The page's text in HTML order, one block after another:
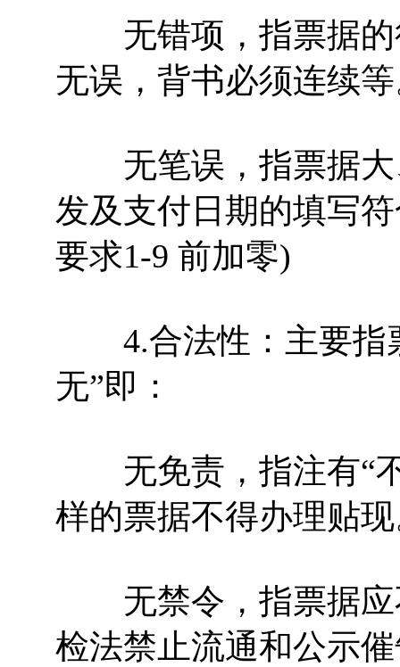
无错项，指票据的
无误，背书必须连续
无笔误，指票据大
发及支付日期的填写
要求1-9 前加零)
4.合法性：主要指
无”即：
无免责，指注有“不
样的票据不得办理贴
无禁令，指票据应
检法禁止流通和公示